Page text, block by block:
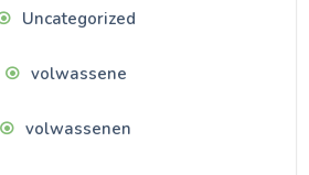
Uncategorized
volwassene
volwassenen